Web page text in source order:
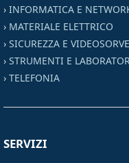
› INFORMATICA E
› MATERIALE ELETTRICO
› SICUREZZA E
› STRUMENTI E
› TELEFONIA
SERVIZI